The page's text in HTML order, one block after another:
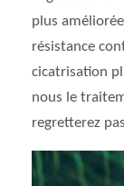
plus
résistance
cicatrisation
nous le
regretterez